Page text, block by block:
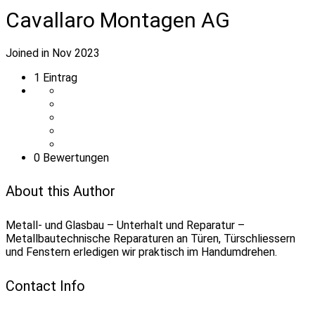
Cavallaro Montagen AG
Joined in Nov 2023
1 Eintrag
0 Bewertungen
About this Author
Metall- und Glasbau – Unterhalt und Reparatur –
Metallbautechnische Reparaturen an Türen, Türschliessern
und Fenstern erledigen wir praktisch im Handumdrehen.
Contact Info